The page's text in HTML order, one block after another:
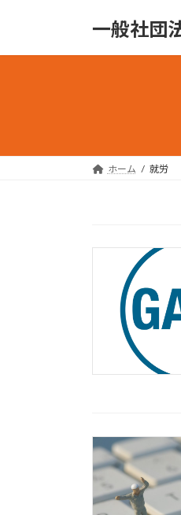
一般社団
ホーム 就労